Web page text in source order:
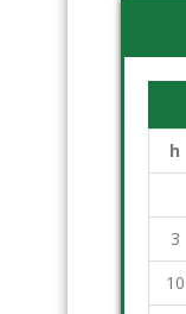
h
3
10